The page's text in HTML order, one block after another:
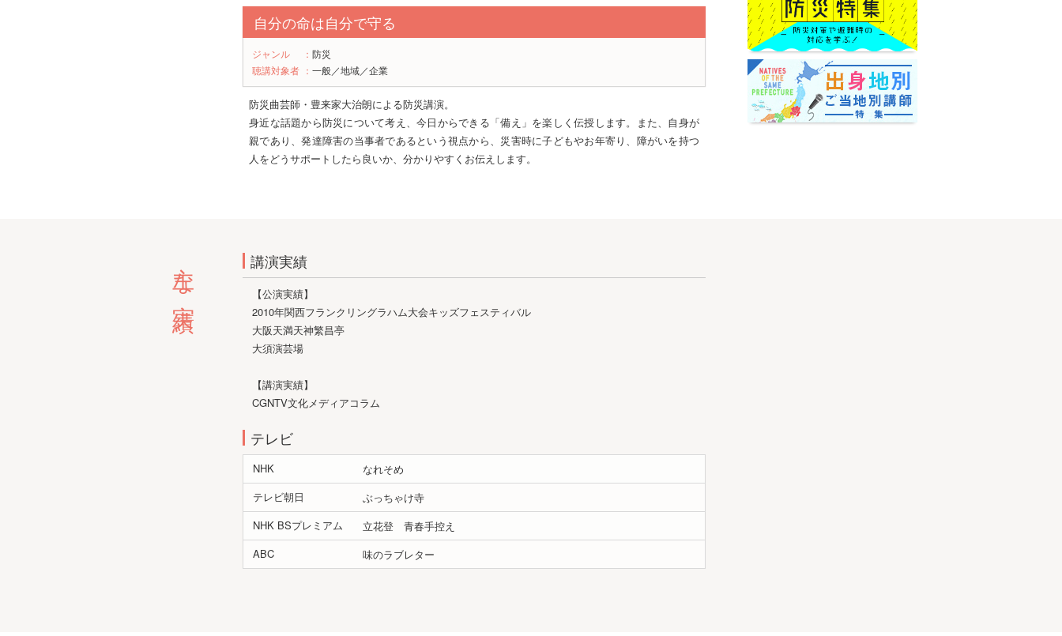
自分の命は自分で守る
ジャンル ： 防災
聴講対象者 ： 一般／地域／企業
防災曲芸師・豊来家大治朗による防災講演。
身近な話題から防災について考え、今日からできる「備え」を楽しく伝授します。また、自身が
親であり、発達障害の当事者であるという視点から、災害時に子どもやお年寄り、障がいを持つ
人をどうサポートしたら良いか、分かりやすくお伝えします。
主な実績 講演実績
【公演実績】
2010年関西フランクリングラハム大会キッズフェスティバル
大阪天満天神繁昌亭
大須演芸場
【講演実績】
CGNTV文化メディアコラム
テレビ
NHK
なれそめ
テレビ朝日
ぶっちゃけ寺
NHK BSプレミアム
立花登 青春手控え
ABC
味のラブレター